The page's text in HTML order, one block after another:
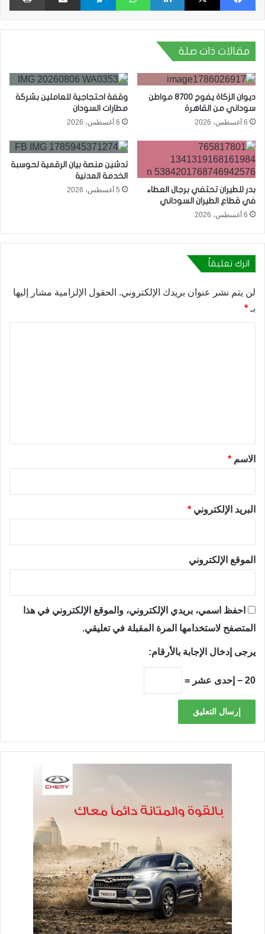
مقالات ذات صلة
ديوان الزكاة يفوج 8700 مواطن
سوداني من القاهرة
6 أغسطس، 2026
وقفة احتجاجية للعاملين بشركة
مطارات السودان
6 أغسطس، 2026
بدر للطيران تحتفي برجال العطاء
في قطاع الطيران السوداني
6 أغسطس، 2026
تدشين منصة بيان الرقمية لحوسبة
الخدمة المدنية
5 أغسطس، 2026
اترك تعليقاً
لن يتم نشر عنوان بريدك الإلكتروني. الحقول الإلزامية مشار إليها
بـ *
*الاسم *
البريد الإلكتروني *
الموقع الإلكتروني
احفظ اسمي، بريدي الإلكتروني، والموقع الإلكتروني في هذا
المتصفح لاستخدامها المرة المقبلة في تعليقي.
يرجى إدخال الإجابة بالأرقام:
20 − إحدى عشر =